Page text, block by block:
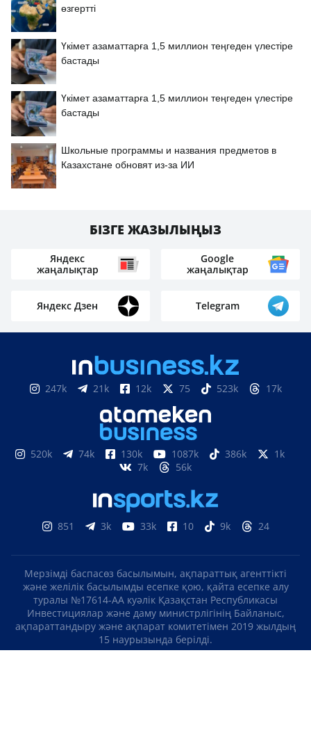
өзгертті
Үкімет азаматтарға 1,5 миллион теңгеден үлестіре
бастады
Үкімет азаматтарға 1,5 миллион теңгеден үлестіре
бастады
Школьные программы и названия предметов в
Казахстане обновят из-за ИИ
БІЗГЕ ЖАЗЫЛЫҢЫЗ
Яндекс
жаңалықтар
Google
жаңалықтар
Яндекс Дзен Telegram
247k 21k 12k 75 523k 17k
520k 74k 130k 1087k 386k
1k
7k
56k
851 3k 33k 10 9k 24
Мерзімді баспасөз басылымын, ақпараттық агенттікті
және желілік басылымды есепке қою, қайта есепке алу
туралы №17614-АА куәлік Қазақстан Республикасы
Инвестициялар және даму министрлігінің Байланыс,
ақпараттандыру және ақпарат комитетімен 2019 жылдың
15 наурызында берілді.